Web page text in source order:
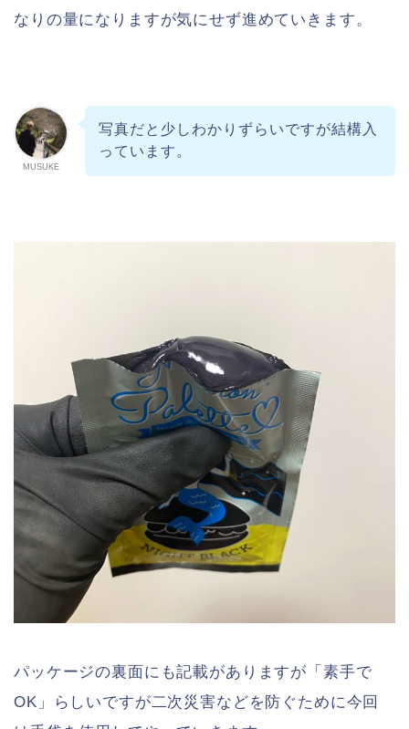
なりの量になりますが気にせず進めていきます。
MUSUKE
写真だと少しわかりずらいですが結構入
っています。
パッケージの裏面にも記載がありますが「素手で
OK」らしいですが二次災害などを防ぐために今回